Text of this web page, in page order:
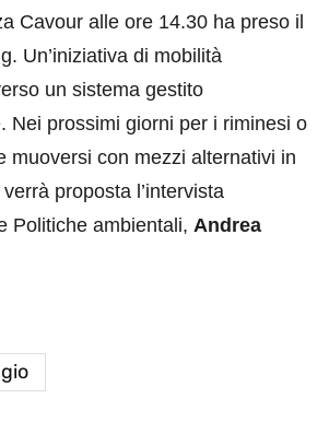
Cavour alle ore 14.30 ha preso il
Un’iniziativa di mobilità
un sistema gestito
Nei prossimi giorni per i riminesi o
muoversi con mezzi alternativi in
proposta l’intervista
Politiche ambientali, Andrea